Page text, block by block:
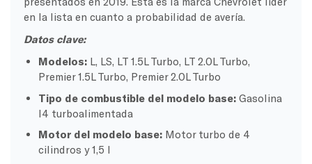
en la lista en cuanto a probabilidad de avería.
Datos clave:
Modelos: L, LS, LT 1.5L Turbo, LT 2.0L Turbo,
Premier 1.5L Turbo, Premier 2.0L Turbo
Tipo de combustible del modelo base: Gasolina
I4 turboalimentada
Motor del modelo base: Motor turbo de 4
cilindros y 1,5 l